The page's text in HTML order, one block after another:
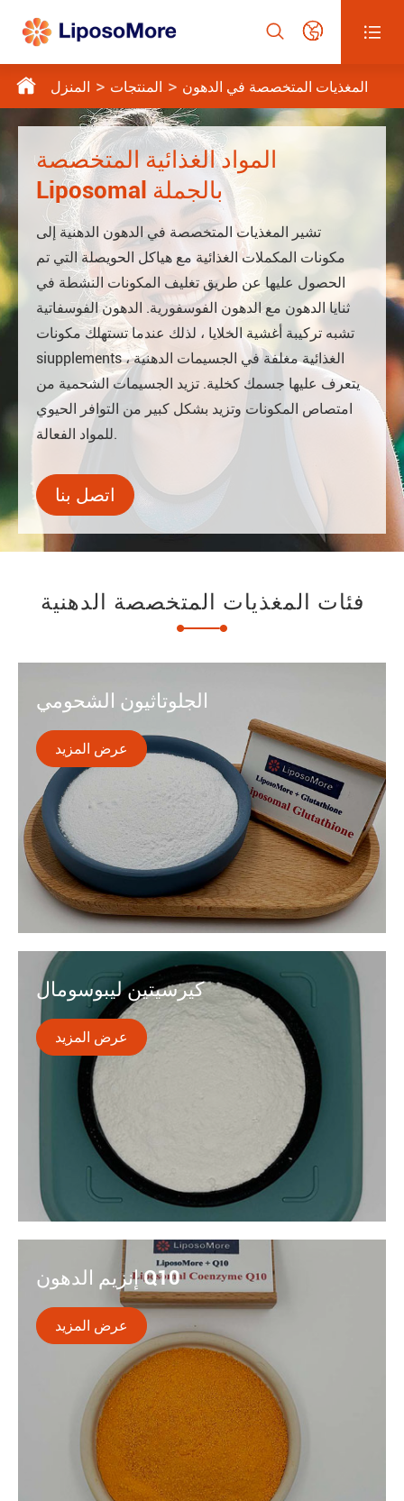
  
 المنزل المنتجات المغذيات المتخصصة في الدهون
المواد الغذائية المتخصصة
Liposomal بالجملة
تشير المغذيات المتخصصة في الدهون الدهنية إلى
مكونات المكملات الغذائية مع هياكل الحويصلة التي تم
الحصول عليها عن طريق تغليف المكونات النشطة في
ثنايا الدهون مع الدهون الفوسفورية. الدهون الفوسفاتية
تشبه تركيبة أغشية الخلايا ، لذلك عندما تستهلك مكونات
siupplements الغذائية مغلفة في الجسيمات الدهنية ،
يتعرف عليها جسمك كخلية. تزيد الجسيمات الشحمية من
امتصاص المكونات وتزيد بشكل كبير من التوافر الحيوي
للمواد الفعالة.
اتصل بنا
فئات المغذيات المتخصصة الدهنية
الجلوتاثيون الشحومي
عرض المزيد
الجلوتاثيون الشحمي هو شكل من أشكال الجلوتاثيون
المغلف بجزيئات الدهون ، مما يعزز بشكل كبير
امتصاصه وتوافره الحيوي ، مما يجعله مكونًا مثاليًا
كيرسيتين ليبوسومال
عرض المزيد
كيرسيتين هو فلافونويد النبات مع خصائص مضادة للأكسدة
قوية مع امتصاص منخفض والتوافر البيولوجي. عندما يتم

إنزيم الدهون Q10
عرض المزيد